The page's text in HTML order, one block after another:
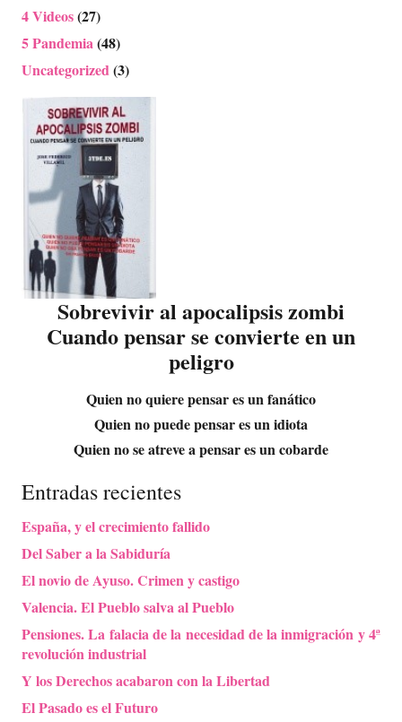
4 Videos(27)
5 Pandemia(48)
Uncategorized(3)
Sobrevivir al apocalipsis zombi
Cuando pensar se convierte en un
peligro
Quien no quiere pensar es un fanático
Quien no puede pensar es un idiota
Quien no se atreve a pensar es un cobarde
Entradas recientes
España, y el crecimiento fallido
Del Saber a la Sabiduría
El novio de Ayuso. Crimen y castigo
Valencia. El Pueblo salva al Pueblo
Pensiones. La falacia de la necesidad de la inmigración y 4ª
revolución industrial
Y los Derechos acabaron con la Libertad
El Pasado es el Futuro